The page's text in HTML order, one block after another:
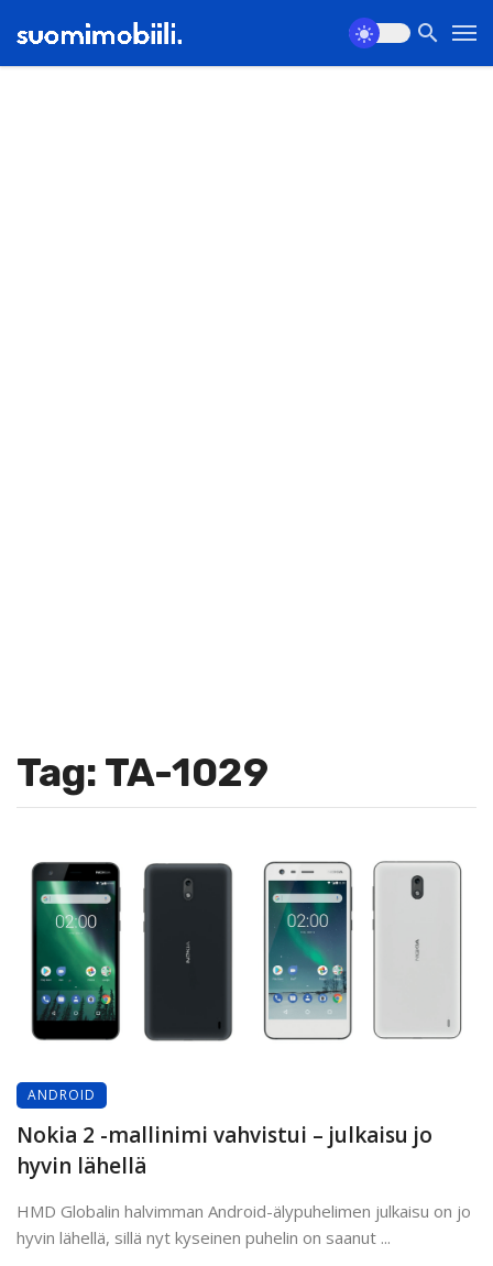
Tag: TA-1029
ANDROID
Nokia 2 -mallinimi vahvistui – julkaisu jo
hyvin lähellä
HMD Globalin halvimman Android-älypuhelimen julkaisu on jo
hyvin lähellä, sillä nyt kyseinen puhelin on saanut ...